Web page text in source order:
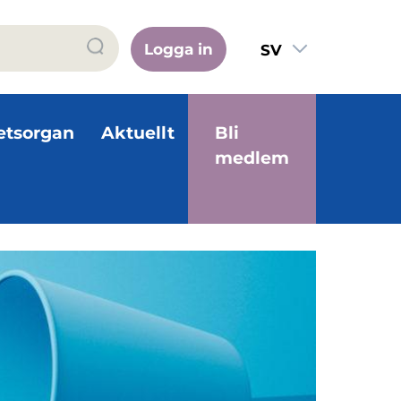
Logga in
SV
Aktuellt
Bli
medlem